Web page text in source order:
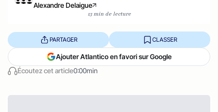
Alexandre Delaigue
13 min de lecture
Écoutez cet article0:00min
PARTAGER CLASSER
Ajouter Atlantico en favori sur Google